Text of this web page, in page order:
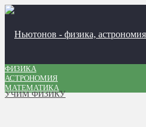
УЧИМ ФИЗИКУ
ФИЗИКА
АСТРОНОМИЯ
МАТЕМАТИКА